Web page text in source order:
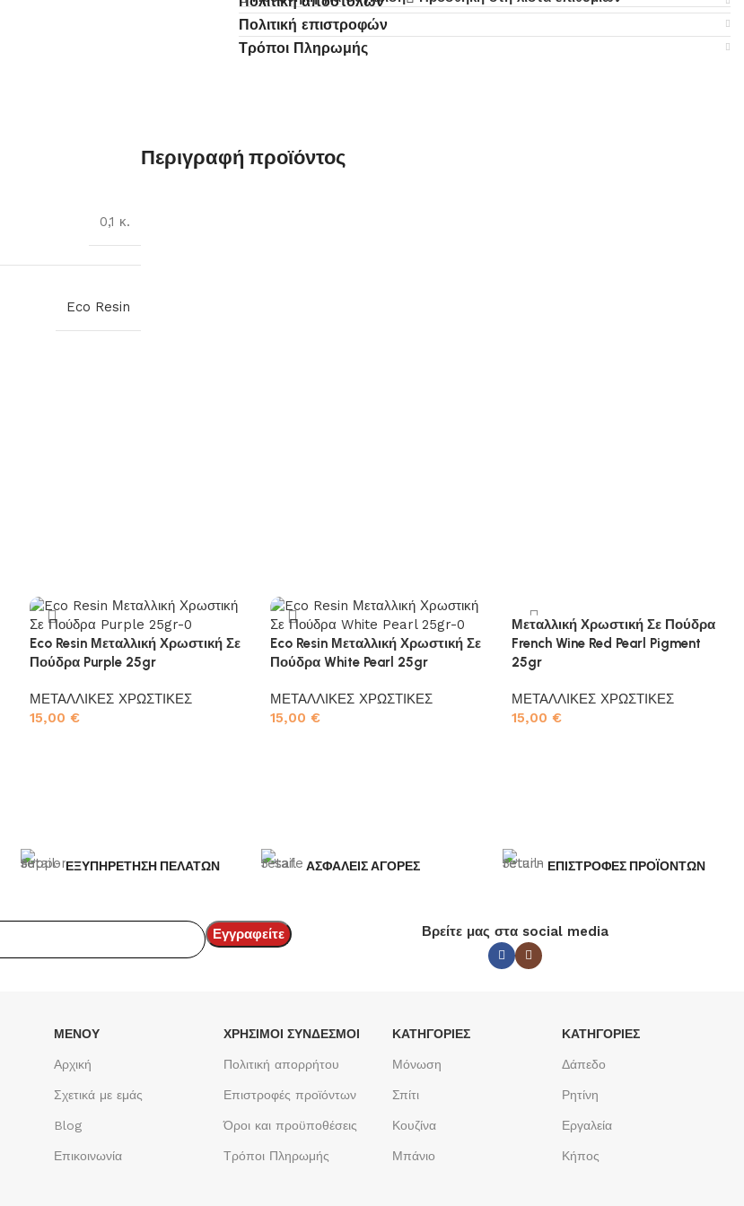
Πολιτική επιστροφών
Τρόποι Πληρωμής
0,1 κ.
Eco Resin
Περιγραφή προϊόντος
Eco Resin Μεταλλική Χρωστική Σε
Πούδρα Purple 25gr
ΜΕΤΑΛΛΙΚΕΣ ΧΡΩΣΤΙΚΕΣ
15,00 €
Eco Resin Μεταλλική Χρωστική Σε
Πούδρα White Pearl 25gr
ΜΕΤΑΛΛΙΚΕΣ ΧΡΩΣΤΙΚΕΣ
15,00€
Μεταλλική Χρωστική Σε Πούδρα
French Wine Red Pearl Pigment
25gr
ΜΕΤΑΛΛΙΚΕΣ ΧΡΩΣΤΙΚΕΣ
15,00€
ΕΞΥΠΗΡΕΤΗΣΗ ΠΕΛΑΤΩΝ ΑΣΦΑΛΕΙΣ ΑΓΟΡΕΣ ΕΠΙΣΤΡΟΦΕΣ ΠΡΟΪΟΝΤΩΝ
Βρείτε μας στα social media
ΜΕΝΟΥ
Αρχική
Σχετικά με εμάς
Blog
Επικοινωνία
ΧΡΉΣΙΜΟΙ ΣΎΝΔΕΣΜΟΙ
Πολιτική απορρήτου
Επιστροφές προϊόντων
Όροι και προϋποθέσεις
Τρόποι Πληρωμής
ΚΑΤΗΓΟΡΙΕΣ
Μόνωση
Σπίτι
Κουζίνα
Μπάνιο
ΚΑΤΗΓΟΡΙΕΣ
Δάπεδο
Ρητίνη
Εργαλεία
Κήπος